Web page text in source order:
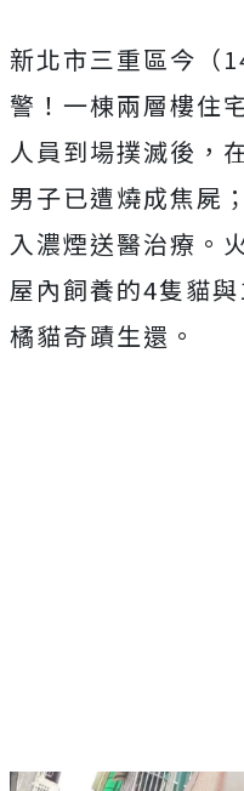
新北市三重區今（
警！一棟兩層樓住
人員到場撲滅後，
男子已遭燒成焦屍
入濃煙送醫治療。
屋內飼養的4隻貓
橘貓奇蹟生還。